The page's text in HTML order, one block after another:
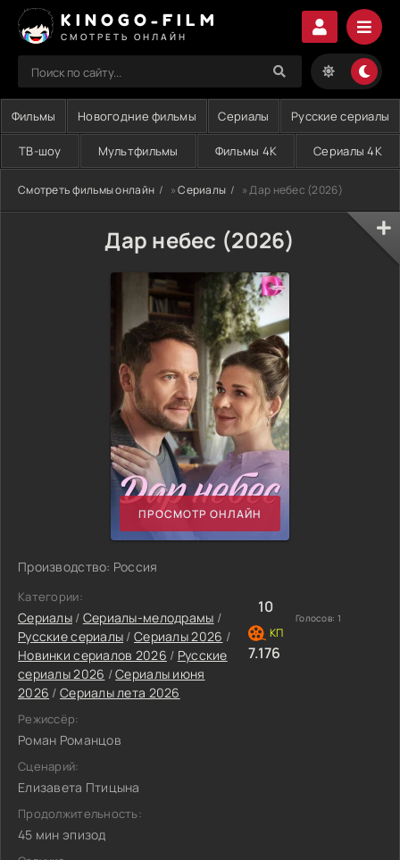
KINOGO-FILM
СМОТРЕТЬ ОНЛАЙН
Фильмы Новогодние фильмы Сериалы Русские сериалы
ТВ-шоу Мультфильмы Фильмы 4K Сериалы 4K
Смотреть фильмы онлайн »Сериалы » Дар небес (2026)
Дар небес (2026)
ПРОСМОТР ОНЛАЙН
Производство: Россия
Категории:
Сериалы/ Сериалы-мелодрамы /
Русские сериалы /Сериалы 2026 /
Новинки сериалов 2026 / Русские
сериалы 2026 /Сериалы июня
2026 / Сериалы лета 2026
Режиссёр:
Роман Романцов
Сценарий:
Елизавета Птицына
Продолжительность:
45 мин эпизод
10
Голосов: 1
7.176